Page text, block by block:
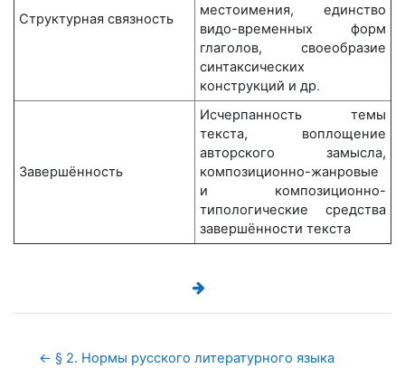
Структурная связность
местоимения, единство
видо-временных форм
глаголов, своеобразие
синтаксических
конструкций и др.
Завершённость
Исчерпанность темы
текста, воплощение
авторского замысла,
композиционно-жанровые
и композиционно-
типологические средства
завершённости текста
← § 2. Нормы русского литературного языка